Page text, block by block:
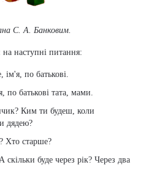
С. А. Банковим.
наступні питання:
ім'я, по батькові.
по батькові тата, мами.
Ким ти будеш, коли
дядею?
Хто старше?
скільки буде через рік? Через два